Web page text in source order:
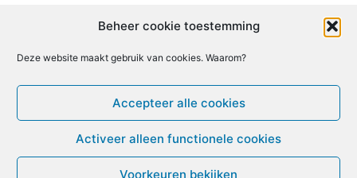
Beheer cookie toestemming
Deze website maakt gebruik van cookies. Waarom?
Accepteer alle cookies
Activeer alleen functionele cookies
Voorkeuren bekijken
6 7 8 9 10
15 16 17
20 21 22 23 24 25 26